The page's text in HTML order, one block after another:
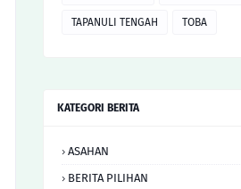
TAPANULI TENGAH TOBA
KATEGORI BERITA
ASAHAN
BERITA PILIHAN